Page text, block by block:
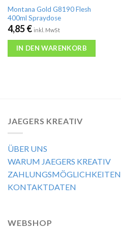
Montana Gold G8190 Flesh
400ml Spraydose
4,85€ inkl. MwSt
IN DEN WARENKORB
JAEGERS KREATIV
ÜBER UNS
WARUM JAEGERS KREATIV
ZAHLUNGSMÖGLICHKEITEN
KONTAKTDATEN
WEBSHOP